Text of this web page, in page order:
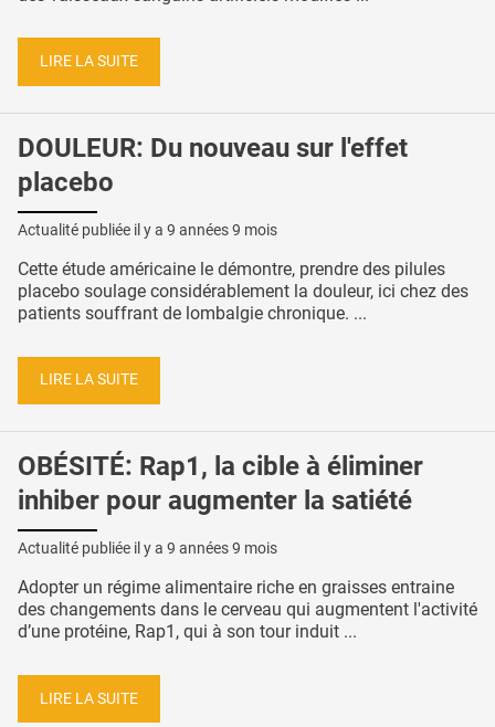
LIRE LA SUITE
DOULEUR: Du nouveau sur l'effet
placebo
Actualité publiée il y a 9 années 9 mois
Cette étude américaine le démontre, prendre des pilules
placebo soulage considérablement la douleur, ici chez des
patients souffrant de lombalgie chronique. ...
LIRE LA SUITE
OBÉSITÉ: Rap1, la cible à éliminer
inhiber pour augmenter la satiété
Actualité publiée il y a 9 années 9 mois
Adopter un régime alimentaire riche en graisses entraine
des changements dans le cerveau qui augmentent l'activité
d’une protéine, Rap1, qui à son tour induit ...
LIRE LA SUITE